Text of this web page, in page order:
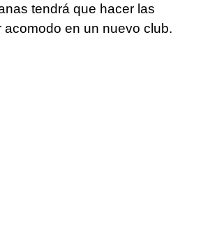
tendrá que hacer las
acomodo en un nuevo club.